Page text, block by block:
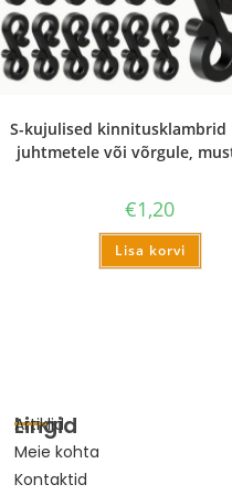
S-kujulised kinnitusklambrid
juhtmetele või võrgule,
€1,20
Lisa korvi
Lingid
Artiklid
Meie kohta
Kontaktid